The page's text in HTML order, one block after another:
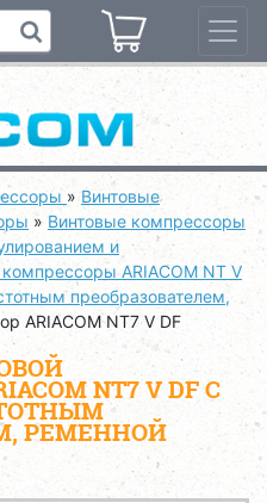
» Винтовые
» Винтовые компрессоры
и
ARIACOM NT V
преобразователем,
ARIACOM NT7 V DF
NT7 V DF С
РЕМЕННОЙ